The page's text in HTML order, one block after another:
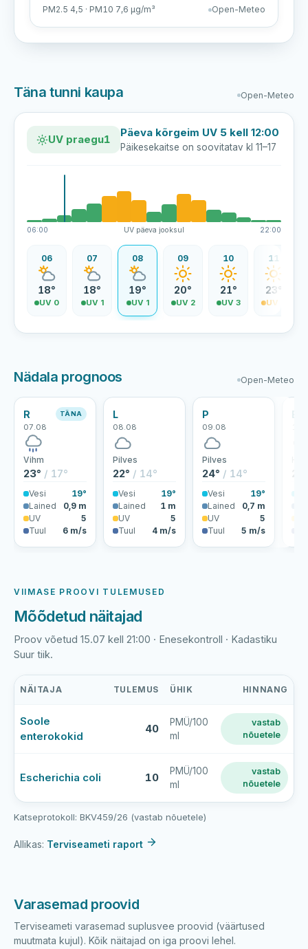
PM2.5 4,5 · PM10 7,6 µg/m³ Open-Meteo
Täna tunni kaupa Open-Meteo
UV praegu1
Päeva kõrgeim UV 5 kell 12:00
Päikesekaitse on soovitatav kl 11–17
06:00 UV päeva jooksul 22:00
06
18°
UV 0
07
18°
UV 1
08
19°
UV 1
09
20°
UV 2
10
21°
UV 3
11
23°
UV 4
Nädala prognoos Open-Meteo
R
07.08
TÄNA
Vihm
23° / 17°
Vesi
19°
Lained
0,9 m
UV
5
Tuul
6 m/s
L
08.08
Pilves
22° / 14°
Vesi
19°
Lained
1 m
UV
5
Tuul
4 m/s
P
09.08
Pilves
24° / 14°
Vesi
19°
Lained
0,7 m
UV
5
Tuul
5 m/s
E
VIIMASE PROOVI TULEMUSED
Mõõdetud näitajad
Proov võetud 15.07 kell 21:00 · Enesekontroll · Kadastiku
Suur tiik.
Kadastiku
järve
veeproovi
NÄITAJA TULEMUS ÜHIK HINNANG
Soole
enterokokid
40
PMÜ/100
ml
vastab
nõuetele
Escherichia coli 10
PMÜ/100
ml
vastab
nõuetele
Katseprotokoll: BKV459/26 (vastab nõuetele)
Allikas: Terviseameti raport
Varasemad proovid
Terviseameti varasemad suplusvee proovid (väärtused
muutmata kujul). Kõik näitajad on iga proovi lehel.